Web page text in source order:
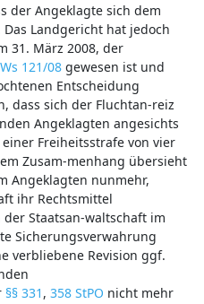
der Angeklagte sich dem
Landgericht hat jedoch
31. März 2008, der
121/08gewesen ist und
Entscheidung
dass sich der Fluchtan-reiz
Angeklagten angesichts
Freiheitsstrafe von vier
Zusam-menhang übersieht
Angeklagten nunmehr,
ihr Rechtsmittel
Staatsan-waltschaft im
Sicherungsverwahrung
verbliebene Revision ggf.
§§ 331 , 358 StPO nicht mehr